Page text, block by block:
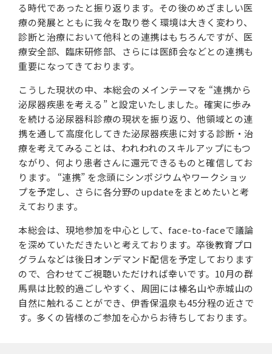
る時代であったと振り返ります。その後のめざましい医
療の発展とともに我々を取り巻く環境は大きく変わり、
診断と治療において他科との連携はもちろんですが、医
療安全部、臨床研修部、さらには医師会などとの連携も
重要になってきております。
こうした現状の中、本総会のメインテーマを “連携から
泌尿器疾患を考える” と設定いたしました。確実に歩み
を続ける泌尿器科診療の現状を振り返り、他領域との連
携を通して高度化してきた泌尿器疾患に対する診断・治
療を考えてみることは、われわれのスキルアップにもつ
ながり、何より患者さんに還元できるものと確信してお
ります。 “連携” を念頭にシンポジウムやワークショッ
プを予定し、さらに各分野のupdateをまとめたいと考
えております。
本総会は、現地参加を中心として、face-to-faceで議論
を深めていただきたいと考えております。卒後教育プロ
グラムなどは後日オンデマンド配信を予定しております
ので、合わせてご視聴いただければ幸いです。10月の群
馬県は比較的過ごしやすく、周囲には榛名山や赤城山の
自然に触れることができ、伊香保温泉も45分程の近さで
す。多くの皆様のご参加を心からお待ちしております。